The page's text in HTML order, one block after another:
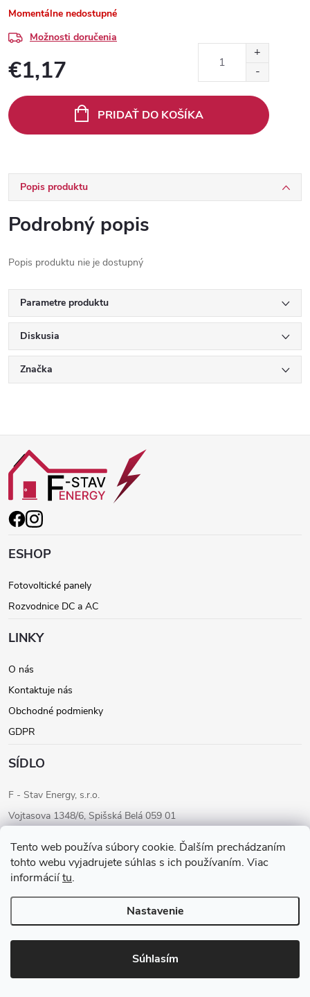
Tento web používa súbory cookie. Ďalším prechádzaním
tohto webu vyjadrujete súhlas s ich používaním. Viac
informáciítu.
Nastavenie
Súhlasím
Momentálne nedostupné
Možnosti doručenia
€1,17
cena:
PRIDAŤ DO KOŠÍKA
Popis produktu
Podrobný popis
Popis produktu nie je dostupný
Parametre produktu
Diskusia
Značka
á
p
ä
e
ESHOP
Fotovoltické panely
Rozvodnice DC a AC
LINKY
O nás
Kontaktuje nás
Obchodné podmienky
GDPR
SÍDLO
F - Stav Energy, s.r.o.
Vojtasova 1348/6, Spišská Belá 059 01
IČ DPH: SK2023283680
Konateľ: Ondrej Fudaly
Tel: +421 911 565 363
Copyright 2026F-STAV ENERGY. Všetky práva vyhradené.